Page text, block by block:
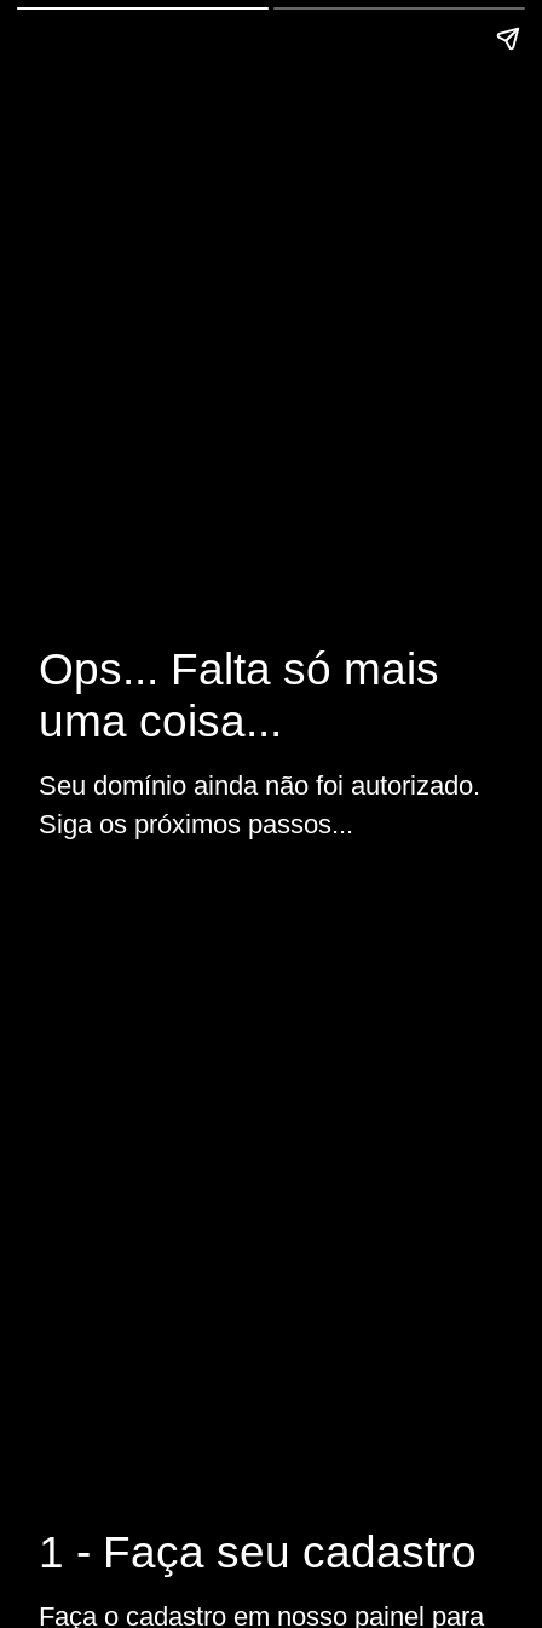
Ops... Falta só mais
uma coisa...
Seu domínio ainda não foi autorizado.
Siga os próximos passos...
1 - Faça seu cadastro
Faça o cadastro em nosso painel para